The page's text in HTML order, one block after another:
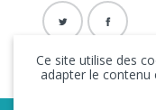
Ce site utilise des
adapter le contenu